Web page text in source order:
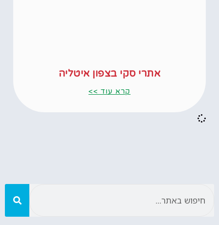
אתרי סקי בצפון איטליה
קרא עוד >>